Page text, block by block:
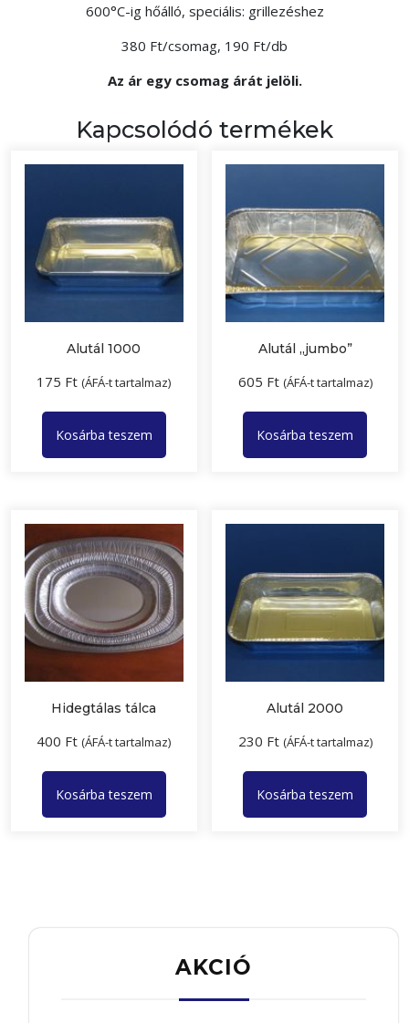
600°C-ig hőálló, speciális: grillezéshez
380 Ft/csomag, 190 Ft/db
Az ár egy csomag árát jelöli.
Kapcsolódó termékek
Alutál 1000
175 Ft (ÁFÁ-t tartalmaz)
Kosárba teszem
Alutál „jumbo”
605 Ft (ÁFÁ-t tartalmaz)
Kosárba teszem
Hidegtálas tálca
400 Ft (ÁFÁ-t tartalmaz)
Kosárba teszem
Alutál 2000
230 Ft (ÁFÁ-t tartalmaz)
Kosárba teszem
AKCIÓ